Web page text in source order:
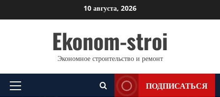
к
10 августа, 2026
Ekonom-stroi
Экономное строительство и ремонт
Основное
ПОДПИСАТЬСЯ